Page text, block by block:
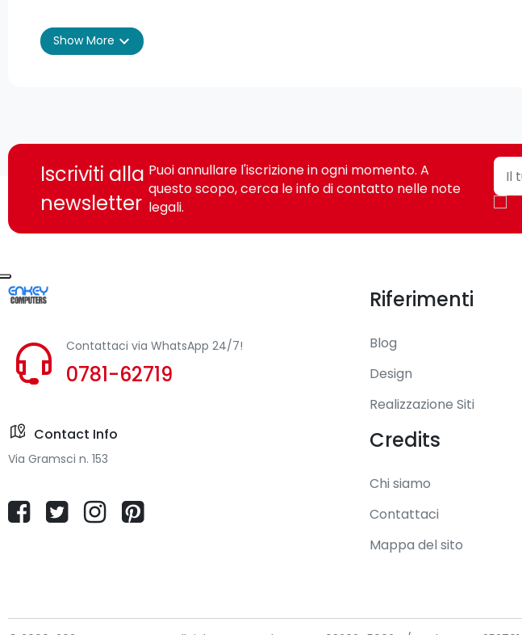
Risposta di frequenza: 20Hz-20,000Hz
Connettore: PC 2x 3.5mm + USB (solo per LED) - Console Jack 3.5 adapter
Lunghezza cavo: 2.2m
Show More expand_more
Iscriviti alla
newsletter
Puoi annullare l'iscrizione in ogni momento. A
questo scopo, cerca le info di contatto nelle note
legali.
Contattaci via WhatsApp 24/7!
0781-62719
Contact Info
Via Gramsci n. 153
Riferimenti
Blog
Design
Realizzazione Siti
Credits
Chi siamo
Contattaci
Mappa del sito